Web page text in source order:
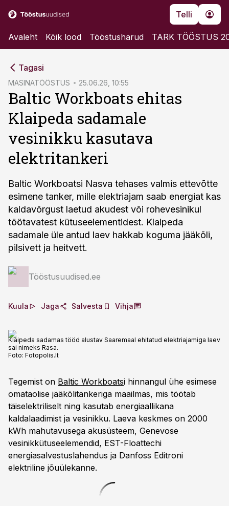
Telli
Avaleht Kõik lood Tööstusharud TARK TÖÖSTUS
Tagasi
MASINATÖÖSTUS 25.06.26, 10:55
Baltic Workboats ehitas
Klaipeda sadamale
vesinikku kasutava
elektritankeri
Baltic Workboatsi Nasva tehases valmis ettevõtte
esimene tanker, mille elektriajam saab energiat kas
kaldavõrgust laetud akudest või rohevesinikul
töötavatest kütuseelementidest. Klaipeda
sadamale üle antud laev hakkab koguma jääkõli,
pilsivett ja heitvett.
Tööstusuudised.ee
Kuula Jaga Salvesta Vihja
Klaipeda sadamas tööd alustav Saaremaal ehitatud elektriajamiga laev
sai nimeks Rasa.
Foto: Fotopolis.lt
Tegemist on Baltic Workboatsi hinnangul ühe esimese
omataolise jääkõlitankeriga maailmas, mis töötab
täiselektriliselt ning kasutab energiaallikana
kaldalaadimist ja vesinikku. Laeva keskmes on 2000
kWh mahutavusega akusüsteem, Genevose
vesinikkütuseelemendid, EST-Floattechi
energiasalvestuslahendus ja Danfoss Editroni
elektriline jõuülekanne.